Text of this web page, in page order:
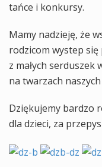
tańce i konkursy.
Mamy nadzieję, że
rodzicom wystep się
z małych serduszek
na twarzach
Dziękujemy bardzo
dla dzieci, za